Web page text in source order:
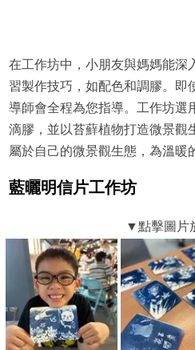
在工作坊中，小朋友與媽媽能深
習製作技巧，如配色和調膠。即
導師會全程為您指導。工作坊選
滴膠，並以苔蘚植物打造微景觀
屬於自己的微景觀生態，為溫暖
藍曬明信片工作坊